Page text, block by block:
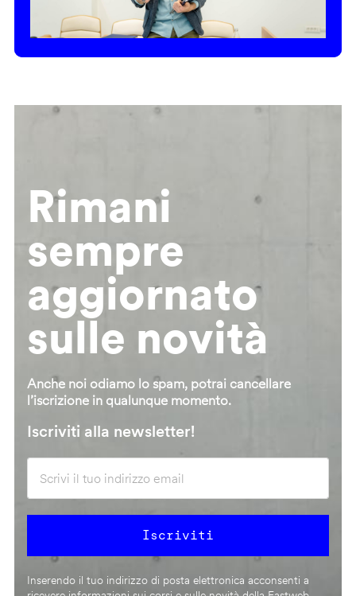
Rimani
sempre
aggiornato
sulle novità
Anche noi odiamo lo spam, potrai cancellare
l’iscrizione in qualunque momento.
Iscriviti alla newsletter!
Inserendo il tuo indirizzo di posta elettronica acconsenti a